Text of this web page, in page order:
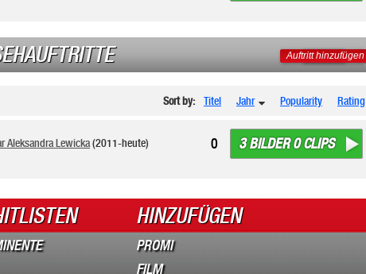
Auftritt hinzufügen
Sort by: Titel Jahr Popularity Rating
Aleksandra Lewicka(2011-heute) 3 BILDER 0 CLIPS
0
HINZUFÜGEN
PROMI
FILM